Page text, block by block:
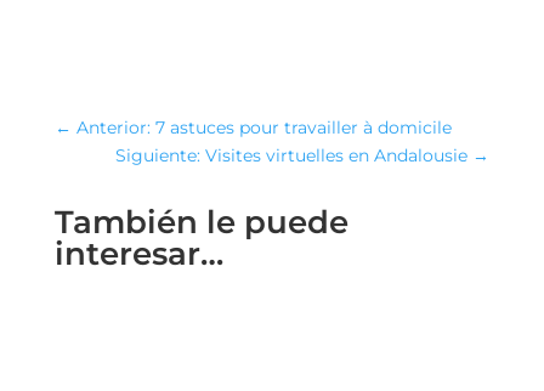
← Anterior: 7 astuces pour travailler à domicile
Siguiente: Visites virtuelles en Andalousie →
También le puede
interesar…